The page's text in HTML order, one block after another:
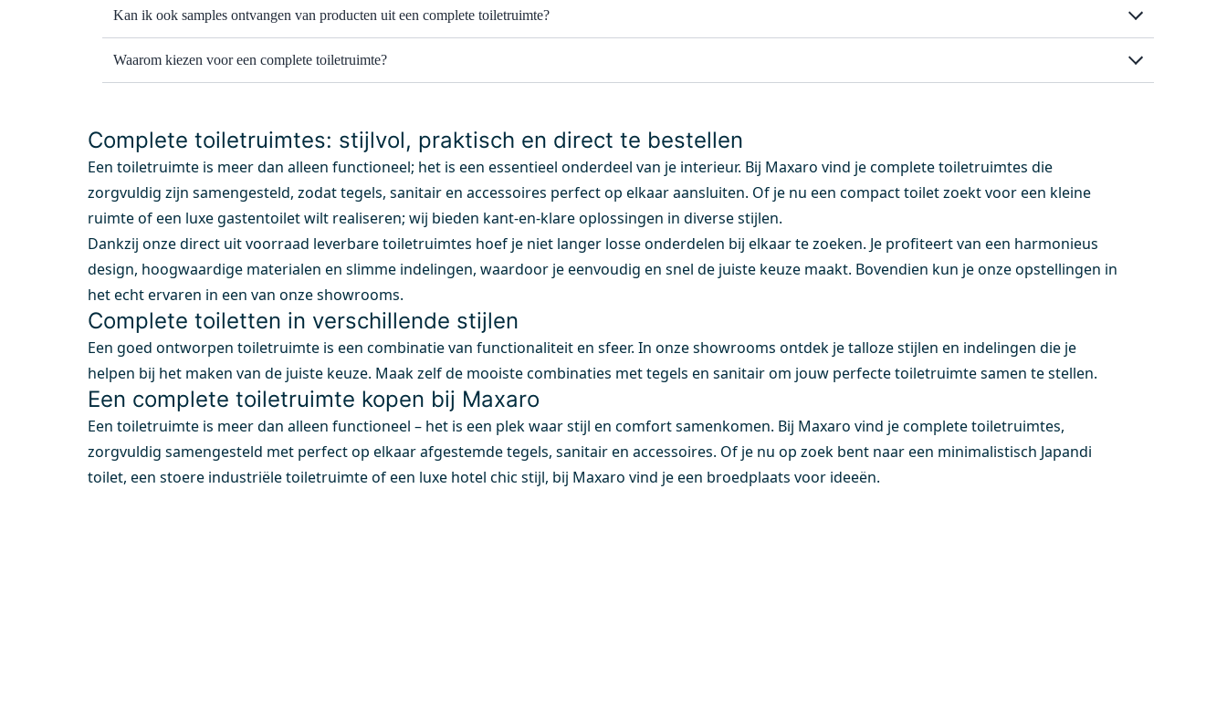
Kan ik ook samples ontvangen van producten uit een complete toiletruimte?
Waarom kiezen voor een complete toiletruimte?
Complete toiletruimtes: stijlvol, praktisch en direct te bestellen
Een toiletruimte is meer dan alleen functioneel; het is een essentieel onderdeel van je interieur. Bij Maxaro vind je complete toiletruimtes die
zorgvuldig zijn samengesteld, zodat tegels, sanitair en accessoires perfect op elkaar aansluiten. Of je nu een compact toilet zoekt voor een kleine
ruimte of een luxe gastentoilet wilt realiseren; wij bieden kant-en-klare oplossingen in diverse stijlen.
Dankzij onze direct uit voorraad leverbare toiletruimtes hoef je niet langer losse onderdelen bij elkaar te zoeken. Je profiteert van een harmonieus
design, hoogwaardige materialen en slimme indelingen, waardoor je eenvoudig en snel de juiste keuze maakt. Bovendien kun je onze opstellingen in
het echt ervaren in een van onze showrooms.
Complete toiletten in verschillende stijlen
Een goed ontworpen toiletruimte is een combinatie van functionaliteit en sfeer. In onze showrooms ontdek je talloze stijlen en indelingen die je
helpen bij het maken van de juiste keuze. Maak zelf de mooiste combinaties met tegels en sanitair om jouw perfecte toiletruimte samen te stellen.
Een complete toiletruimte kopen bij Maxaro
Een toiletruimte is meer dan alleen functioneel – het is een plek waar stijl en comfort samenkomen. Bij Maxaro vind je complete toiletruimtes,
zorgvuldig samengesteld met perfect op elkaar afgestemde tegels, sanitair en accessoires. Of je nu op zoek bent naar een minimalistisch Japandi
toilet, een stoere industriële toiletruimte of een luxe hotel chic stijl, bij Maxaro vind je een broedplaats voor ideeën.